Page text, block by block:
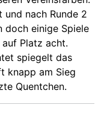
nach Runde 2
doch einige Spiele
Platz acht.
spiegelt das
knapp am Sieg
Quentchen.